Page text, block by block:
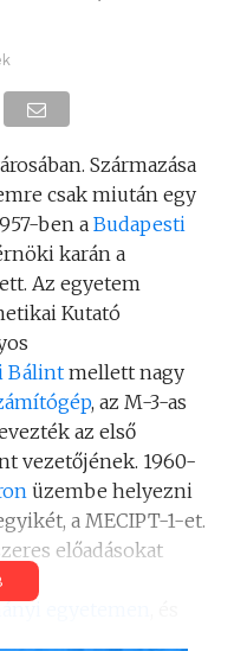
Származása
csak miután egy
ben a Budapesti
karán a
Az egyetem
Kutató
Bálintmellett nagy
, az M-3-as
az első
vezetőjének. 1960-
üzembe helyezni
a MECIPT-1-et.
előadásokat